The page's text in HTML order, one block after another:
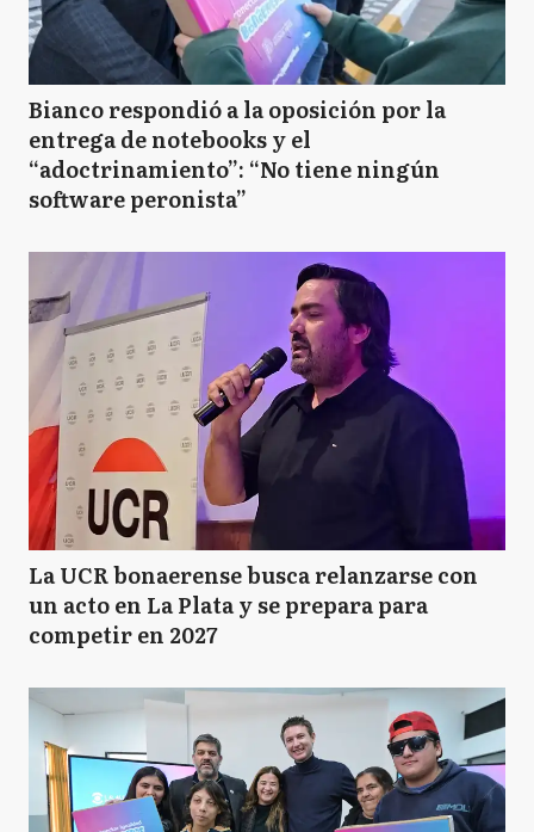
Bianco respondió a la oposición por la
entrega de notebooks y el
“adoctrinamiento”: “No tiene ningún
software peronista”
La UCR bonaerense busca relanzarse con
un acto en La Plata y se prepara para
competir en 2027